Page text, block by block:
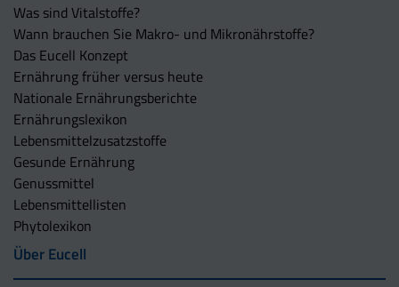
Was sind Vitalstoffe?
Wann brauchen Sie Makro- und Mikronährstoffe?
Das Eucell Konzept
Ernährung früher versus heute
Nationale Ernährungsberichte
Ernährungslexikon
Lebensmittelzusatzstoffe
Gesunde Ernährung
Genussmittel
Lebensmittellisten
Phytolexikon
Über Eucell